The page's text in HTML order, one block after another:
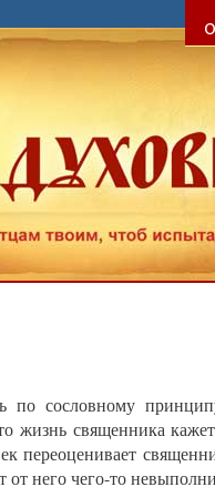
жизни". Познай
по сословному
жизнь священника
переоценивает
от него чего-то